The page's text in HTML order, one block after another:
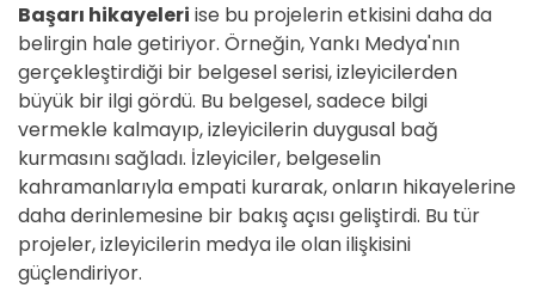
Başarı hikayeleri ise bu projelerin etkisini daha da
belirgin hale getiriyor. Örneğin, Yankı Medya'nın
gerçekleştirdiği bir belgesel serisi, izleyicilerden
büyük bir ilgi gördü. Bu belgesel, sadece bilgi
vermekle kalmayıp, izleyicilerin duygusal bağ
kurmasını sağladı. İzleyiciler, belgeselin
kahramanlarıyla empati kurarak, onların hikayelerine
daha derinlemesine bir bakış açısı geliştirdi. Bu tür
projeler, izleyicilerin medya ile olan ilişkisini
güçlendiriyor.